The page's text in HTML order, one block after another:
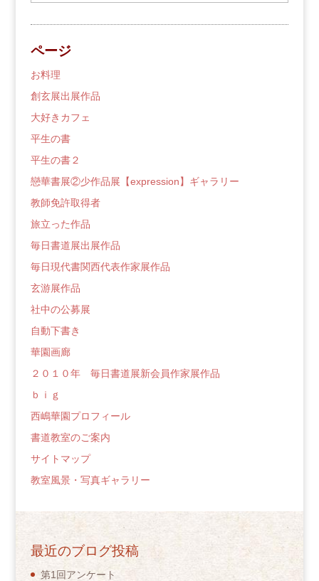
去
の
ロ
グ
ページ
お料理
創玄展出展作品
大好きカフェ
平生の書
平生の書２
戀華書展②少作品展【expression】ギャラリー
教師免許取得者
旅立った作品
毎日書道展出展作品
毎日現代書関西代表作家展作品
玄游展作品
社中の公募展
自動下書き
華園画廊
２０１０年 毎日書道展新会員作家展作品
ｂｉｇ
西嶋華園プロフィール
書道教室のご案内
サイトマップ
教室風景・写真ギャラリー
最近のブログ投稿
第1回アンケート